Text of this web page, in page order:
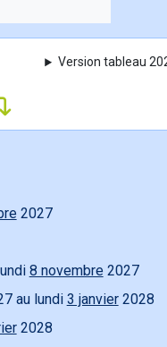
Version tableau
2027
8 novembre 2027
au lundi 3 janvier2028
2028